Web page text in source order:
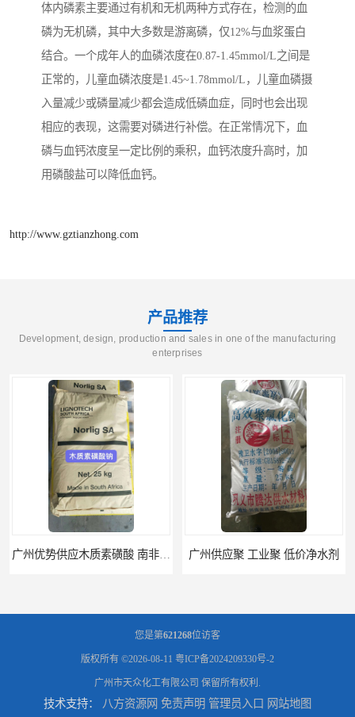
体内磷素主要通过有机和无机两种方式存在，检测的血
磷为无机磷，其中大多数是游离磷，仅12%与血浆蛋白
结合。一个成年人的血磷浓度在0.87-1.45mmol/L之间是
正常的，儿童血磷浓度是1.45~1.78mmol/L，儿童血磷摄
入量减少或磷量减少都会造成低磷血症，同时也会出现
相应的表现，这需要对磷进行补偿。在正常情况下，血
磷与血钙浓度呈一定比例的乘积，血钙浓度升高时，加
用磷酸盐可以降低血钙。
http://www.gztianzhong.com
产品推荐
Development, design, production and sales in one of the manufacturing
enterprises
广州供应聚 工业聚 低价净水剂
您是第621268位访客
版权所有 ©2026-08-11 粤ICP备2024209330号-2
广州市天众化工有限公司 保留所有权利.
技术支持： 八方资源网 免责声明 管理员入口 网站地图